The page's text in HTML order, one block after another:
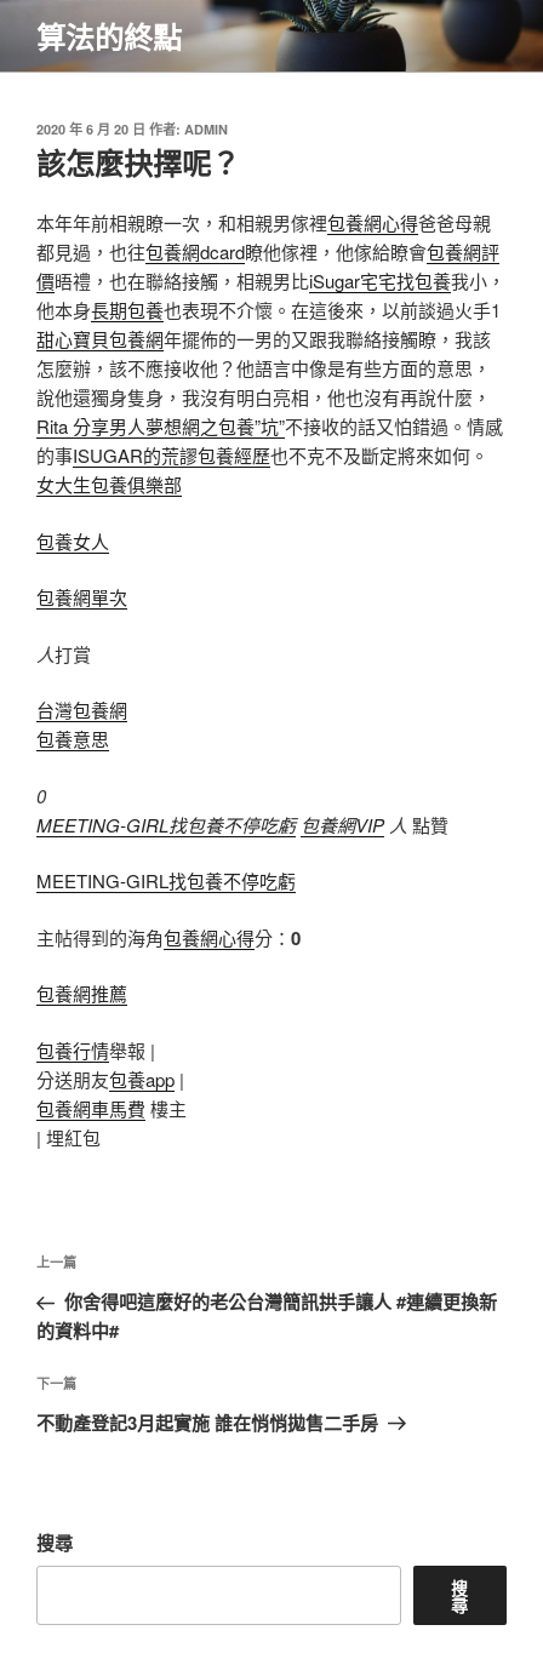
主
算法的終點
發
佈
於
2020 年 6 月 20 日 作者: ADMIN
該怎麼抉擇呢？
本年年前相親瞭一次，和相親男傢裡包養網心得爸爸母親
都見過，也往包養網dcard瞭他傢裡，他傢給瞭會包養網評
價晤禮，也在聯絡接觸，相親男比iSugar宅宅找包養我小，
他本身長期包養也表現不介懷。在這後來，以前談過火手1
甜心寶貝包養網年擺佈的一男的又跟我聯絡接觸瞭，我該
怎麼辦，該不應接收他？他語言中像是有些方面的意思，
說他還獨身隻身，我沒有明白亮相，他也沒有再說什麼，
Rita 分享男人夢想網之包養”坑”不接收的話又怕錯過。情感
的事ISUGAR的荒謬包養經歷也不克不及斷定將來如何。
女大生包養俱樂部
包養女人
包養網單次
人打賞
台灣包養網
包養意思
0
MEETING-GIRL找包養不停吃虧 包養網VIP人 點贊
MEETING-GIRL找包養不停吃虧
主帖得到的海角包養網心得分： 0
包養網推薦
包養行情舉報 |
分送朋友包養app |
包養網車馬費 樓主
| 埋紅包
文
導
覽
上
一
篇
章
上一篇
你舍得吧這麼好的老公台灣簡訊拱手讓人 #連續更換新
的資料中#
下
一
下一篇
不動產登記3月起實施 誰在悄悄拋售二手房
搜尋
搜
尋